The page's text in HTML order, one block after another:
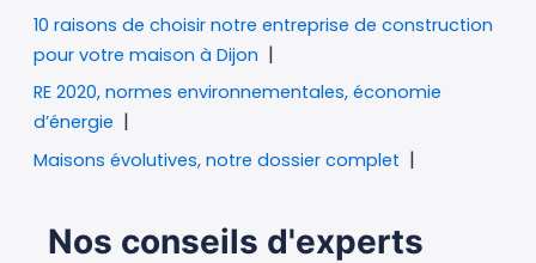
10 raisons de choisir notre entreprise de construction
pour votre maison à Dijon
RE 2020, normes environnementales, économie
d’énergie
Maisons évolutives, notre dossier complet
Nos conseils d'experts